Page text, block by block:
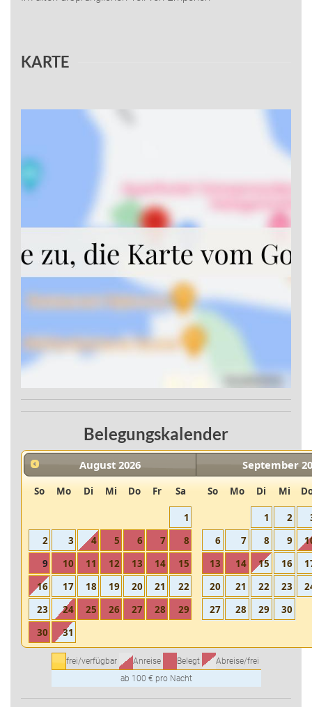
KARTE
Belegungskalender
August 2026
So Mo Di Mi Do Fr Sa
1
2
3 4 5 6 7
8
9
10 11 12 13 14
15
16
17 18 19 20 21
22
23
24 25 26 27 28
29
30
31
September
So Mo Di Mi
1 2
6
7 8 9
13
14 15 16
20
21 22 23
27
28 29 30
frei/verfügbar Anreise Belegt
Abreise/frei
ab 100 € pro Nacht